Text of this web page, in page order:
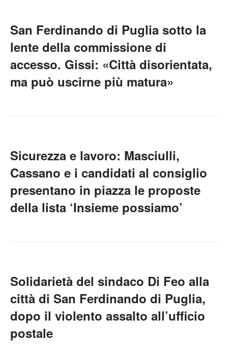
San Ferdinando di Puglia sotto la
lente della commissione di
accesso. Gissi: «Città disorientata,
ma può uscirne più matura»
Sicurezza e lavoro: Masciulli,
Cassano e i candidati al consiglio
presentano in piazza le proposte
della lista ‘Insieme possiamo’
Solidarietà del sindaco Di Feo alla
città di San Ferdinando di Puglia,
dopo il violento assalto all’ufficio
postale